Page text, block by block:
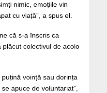
nimic, emoțiile vin
cu viață”, a spus el.
că s-a înscris ca
plăcut colectivul de acolo
puțină voință sau dorința
apuce de voluntariat”,